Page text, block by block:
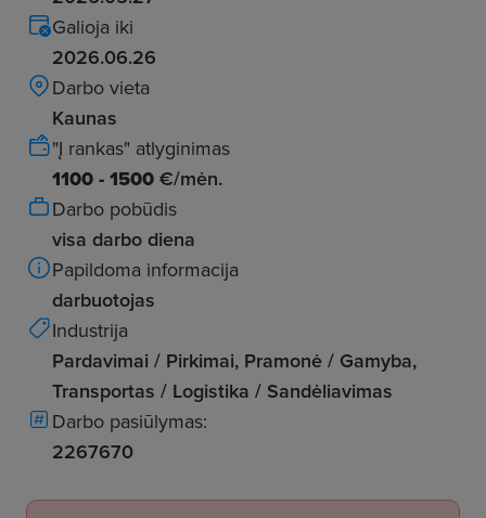
Galioja iki
2026.06.26
Darbo vieta
Kaunas
"Į rankas" atlyginimas
1100 - 1500 €/mėn.
Darbo pobūdis
visa darbo diena
Papildoma informacija
darbuotojas
Industrija
Pardavimai / Pirkimai, Pramonė / Gamyba,
Transportas / Logistika / Sandėliavimas
Darbo pasiūlymas:
2267670